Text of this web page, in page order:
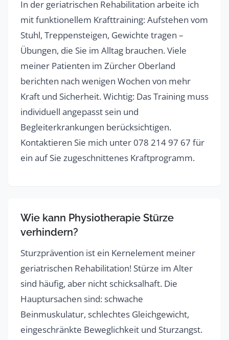
In der geriatrischen Rehabilitation arbeite ich
mit funktionellem Krafttraining: Aufstehen vom
Stuhl, Treppensteigen, Gewichte tragen –
Übungen, die Sie im Alltag brauchen. Viele
meiner Patienten im Zürcher Oberland
berichten nach wenigen Wochen von mehr
Kraft und Sicherheit. Wichtig: Das Training muss
individuell angepasst sein und
Begleiterkrankungen berücksichtigen.
Kontaktieren Sie mich unter 078 214 97 67 für
ein auf Sie zugeschnittenes Kraftprogramm.
Wie kann Physiotherapie Stürze
verhindern?
Sturzprävention ist ein Kernelement meiner
geriatrischen Rehabilitation! Stürze im Alter
sind häufig, aber nicht schicksalhaft. Die
Hauptursachen sind: schwache
Beinmuskulatur, schlechtes Gleichgewicht,
eingeschränkte Beweglichkeit und Sturzangst.